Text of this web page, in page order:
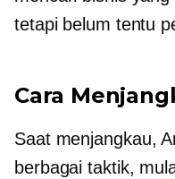
tetapi belum tentu
Cara
Saat menjangkau,
berbagai taktik,